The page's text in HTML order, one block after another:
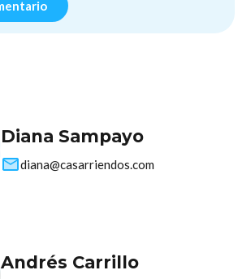
Diana Sampayo
diana@casarriendos.com
Andrés Carrillo